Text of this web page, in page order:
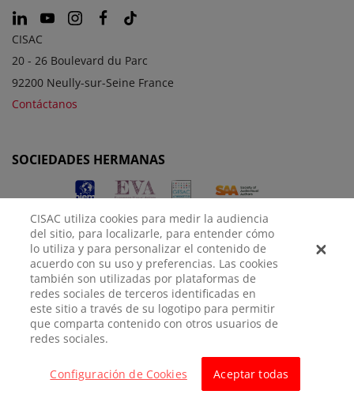
CISAC
20 - 26 Boulevard du Parc
92200 Neully-sur-Seine France
Contáctanos
SOCIEDADES HERMANAS
AVISO
LEGAL
POLÍTICA DE
PRIVACIDAD
CONFIGURACIÓN DE
COOKIES
CISAC utiliza cookies para medir la audiencia
del sitio, para localizarle, para entender cómo
lo utiliza y para personalizar el contenido de
acuerdo con su uso y preferencias. Las cookies
también son utilizadas por plataformas de
redes sociales de terceros identificadas en
este sitio a través de su logotipo para permitir
que comparta contenido con otros usuarios de
redes sociales.
Configuración de Cookies Aceptar todas